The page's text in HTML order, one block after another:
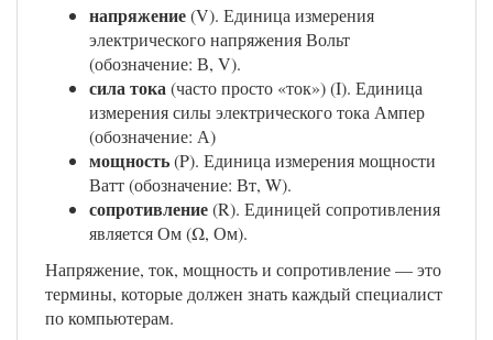
напряжение(V). Единица измерения
электрического напряжения Вольт
(обозначение: В, V).
сила тока (часто просто «ток») (I). Единица
измерения силы электрического тока Ампер
(обозначение: А)
мощность(P). Единица измерения мощности
Ватт (обозначение: Вт, W).
сопротивление(R). Единицей сопротивления
является Ом (Ω, Ом).
Напряжение, ток, мощность и сопротивление — это
термины, которые должен знать каждый специалист
по компьютерам.